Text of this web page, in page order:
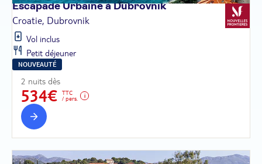
Escapade Urbaine àDubrovnik
Croatie, Dubrovnik
Vol inclus
Petit déjeuner
NOUVEAUTÉ
2 nuits dès
534€
TTC
/ pers.